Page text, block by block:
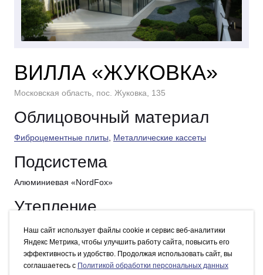
ВИЛЛА «ЖУКОВКА»
Московская область, пос. Жуковка, 135
Облицовочный материал
Фиброцементные плиты Металлические кассеты
Подсистема
Алюминиевая «NordFox»
Утепление
ROCKWOOL
Виды работ
Проектирование, Поставка, Монтаж
Наш сайт использует файлы cookie и сервис веб-аналитики
Яндекс Метрика, чтобы улучшить работу сайта, повысить его
эффективность и удобство. Продолжая использовать сайт, вы
соглашаетесь c Политикой обработки персональных данных